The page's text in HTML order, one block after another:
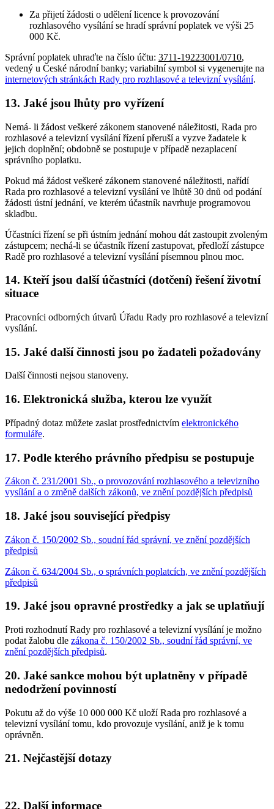
Za přijetí žádosti o udělení licence k provozování
rozhlasového vysílání se hradí správní poplatek ve výši 25
000 Kč.
Správní poplatek uhraďte na číslo účtu: 3711-19223001/0710,
vedený u České národní banky; variabilní symbol si vygenerujte na
internetových stránkách Rady pro rozhlasové a televizní vysílání.
13. Jaké jsou lhůty pro vyřízení
Nemá- li žádost veškeré zákonem stanovené náležitosti, Rada pro
rozhlasové a televizní vysílání řízení přeruší a vyzve žadatele k
jejich doplnění; obdobně se postupuje v případě nezaplacení
správního poplatku.
Pokud má žádost veškeré zákonem stanovené náležitosti, nařídí
Rada pro rozhlasové a televizní vysílání ve lhůtě 30 dnů od podání
žádosti ústní jednání, ve kterém účastník navrhuje programovou
skladbu.
Účastníci řízení se při ústním jednání mohou dát zastoupit zvoleným
zástupcem; nechá-li se účastník řízení zastupovat, předloží zástupce
Radě pro rozhlasové a televizní vysílání písemnou plnou moc.
14. Kteří jsou další účastníci (dotčení) řešení životní
situace
Pracovníci odborných útvarů Úřadu Rady pro rozhlasové a televizní
vysílání.
15. Jaké další činnosti jsou po žadateli požadovány
Další činnosti nejsou stanoveny.
16. Elektronická služba, kterou lze využít
Případný dotaz můžete zaslat prostřednictvím elektronického
formuláře.
17. Podle kterého právního předpisu se postupuje
Zákon č. 231/2001 Sb., o provozování rozhlasového a televizního
vysílání a o změně dalších zákonů, ve znění pozdějších předpisů
18. Jaké jsou související předpisy
Zákon č. 150/2002 Sb., soudní řád správní, ve znění pozdějších
předpisů
Zákon č. 634/2004 Sb., o správních poplatcích, ve znění pozdějších
předpisů
19. Jaké jsou opravné prostředky a jak se uplatňují
Proti rozhodnutí Rady pro rozhlasové a televizní vysílání je možno
podat žalobu dle zákona č. 150/2002 Sb., soudní řád správní, ve
znění pozdějších předpisů.
20. Jaké sankce mohou být uplatněny v případě
nedodržení povinností
Pokutu až do výše 10 000 000 Kč uloží Rada pro rozhlasové a
televizní vysílání tomu, kdo provozuje vysílání, aniž je k tomu
oprávněn.
21. Nejčastější dotazy
22. Další informace